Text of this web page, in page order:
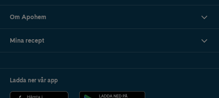
Om Apohem
Mina recept
Ladda ner vår app